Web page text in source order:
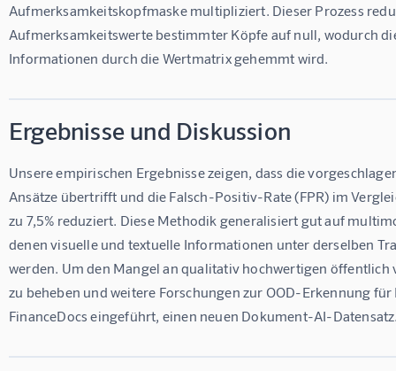
Aufmerksamkeitskopfmaske multipliziert. Dieser Prozess
Aufmerksamkeitswerte bestimmter Köpfe auf null, wodurch
Informationen durch die Wertmatrix gehemmt wird.
Ergebnisse und Diskussion
Unsere empirischen Ergebnisse zeigen, dass die
Ansätze übertrifft und die Falsch-Positiv-Rate (FPR) im
zu 7,5% reduziert. Diese Methodik generalisiert gut auf
denen visuelle und textuelle Informationen unter derselben
werden. Um den Mangel an qualitativ hochwertigen
zu beheben und weitere Forschungen zur OOD-Erkennung
FinanceDocs eingeführt, einen neuen Dokument-AI-